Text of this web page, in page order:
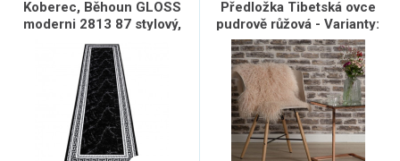
Koberec, Běhoun GLOSS
moderni 2813 87 stylový,
rám, řecký černý / šedá
Předložka Tibetská ovce
pudrově růžová - Varianty:
Tibetská ovce pudrově
růžová